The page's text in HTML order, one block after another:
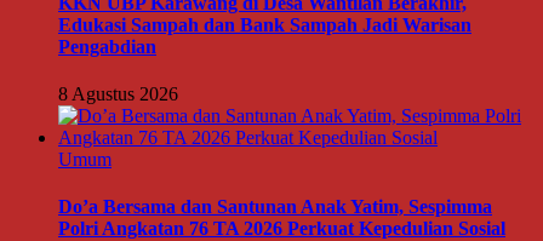
Edukasi Sampah dan Bank Sampah Jadi Warisan
Pengabdian
8 Agustus 2026
Umum
Do’a Bersama dan Santunan Anak Yatim, Sespimma
Polri Angkatan 76 TA 2026 Perkuat Kepedulian Sosial